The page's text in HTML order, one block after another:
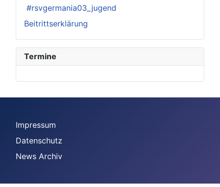
#rsvgermania03_jugend
Beitrittserklärung
Termine
Impressum
Datenschutz
News Archiv